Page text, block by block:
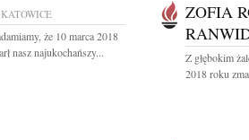
KATOWICE
że 10 marca 2018
nasz najukochańszy...
ZOFIA
Z głębokim
2018 roku